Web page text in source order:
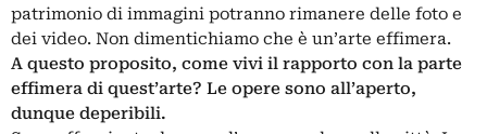
patrimonio di immagini potranno rimanere delle foto e
dei video. Non dimentichiamo che è un’arte effimera.
A questo proposito, come vivi il rapporto con la parte
effimera di quest’arte? Le opere sono all’aperto,
dunque deperibili.